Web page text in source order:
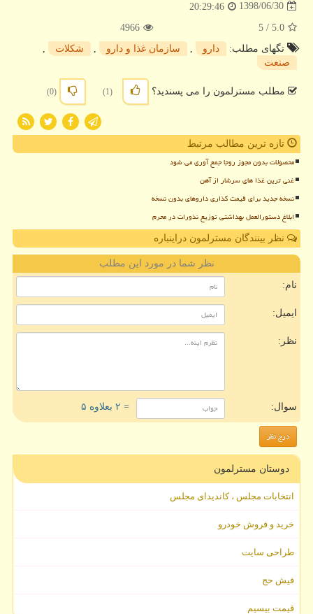
1398/06/30
20:29:46
5.0
/ 5
4966
تگهای مطلب:
دارو سازمان غذا و دارو شكلات
صنعت
مطلب مسترلمون را می پسندید؟ (1)
(0)
تازه ترین مطالب مرتبط
محصولات بدون مجوز روجا جمع آوری می شود
غنی ترین غذا های سرشار از آهن
نسخه جدید برای قیمت گذاری داروهای بدون نسخه
ابلاغ دستورالعمل بهداشتی توزیع نذورات در محرم
نظر بینندگان مسترلمون دراینباره
نظر شما در مورد این مطلب
نام:
ایمیل:
نظر:
سوال: = ۲ بعلاوه ۵
دوستان مسترلمون
انتخابات مجلس ، کاندیدای مجلس
خرید و فروش خودرو
طراحی سایت
فیش حج
قیمت بیسیم